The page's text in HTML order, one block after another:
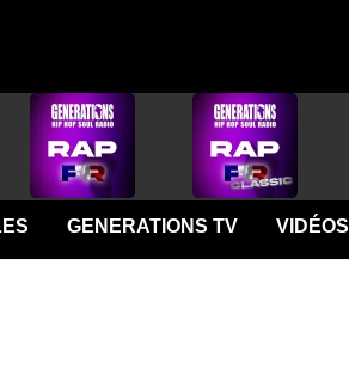
GENERATIONS TV VIDÉOS